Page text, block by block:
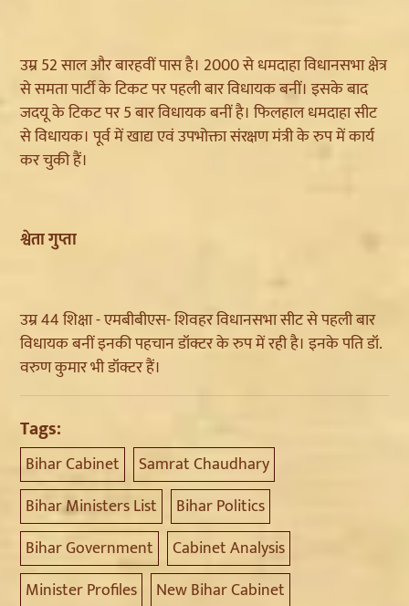
उम्र 52 साल और बारहवीं पास है। 2000 से धमदाहा विधानसभा क्षेत्र
से समता पार्टी के टिकट पर पहली बार विधायक बनीं। इसके बाद
जदयू के टिकट पर 5 बार विधायक बनीं है। फिलहाल धमदाहा सीट
से विधायक। पूर्व में खाद्य एवं उपभोक्ता संरक्षण मंत्री के रुप में कार्य
कर चुकी हैं।
श्वेता गुप्ता
उम्र 44 शिक्षा - एमबीबीएस- शिवहर विधानसभा सीट से पहली बार
विधायक बनीं इनकी पहचान डॉक्टर के रुप में रही है। इनके पति डॉ.
वरुण कुमार भी डॉक्टर हैं।
Tags:
Bihar Cabinet
Samrat Chaudhary
Bihar Ministers List
Bihar Politics
Bihar Government
Cabinet Analysis
Minister Profiles
New Bihar Cabinet